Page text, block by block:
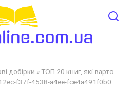
добірки »ТОП 20 книг, які варто
f37f-4538-a4ee-fce4a491f0b0